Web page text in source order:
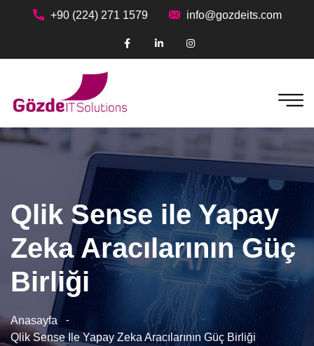
+90 (224) 271 1579 info@gozdeits.com
Qlik Sense ile Yapay
Zeka Aracılarının Güç
Birliği
Anasayfa
Qlik Sense Ile Yapay Zeka Aracılarının Güç Birliği